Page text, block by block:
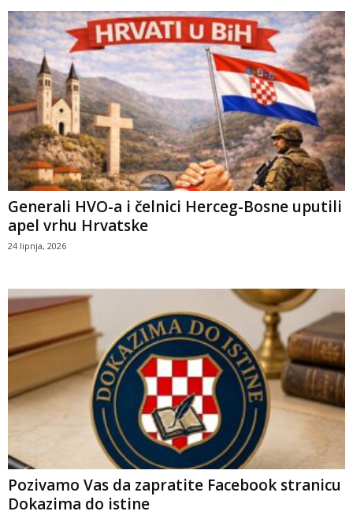
Generali HVO-a i čelnici Herceg-Bosne uputili
apel vrhu Hrvatske
24 lipnja, 2026
Pozivamo Vas da zapratite Facebook stranicu
Dokazima do istine